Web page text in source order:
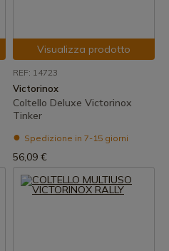
Visualizza prodotto
REF: 14723
Victorinox
Coltello Deluxe Victorinox
Tinker
Spedizione in 7-15 giorni
56,09 €